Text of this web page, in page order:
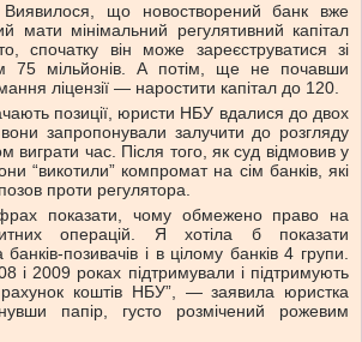
що новостворений банк вже
мати мінімальний регулятивний капітал
спочатку він може зареєструватися зі
75 мільйонів. А потім, ще не почавши
ліцензії — наростити капітал до 120.
позиції, юристи НБУ вдалися до двох
запропонували залучити до розгляду
виграти час. Після того, як суд відмовив у
“викотили” компромат на сім банків, які
проти регулятора.
показати, чому обмежено право на
операцій. Я хотіла б показати
позивачів і в цілому банків 4 групи.
і 2009 роках підтримували і підтримують
рахунок коштів НБУ”, — заявила юристка
папір, густо розмічений рожевим